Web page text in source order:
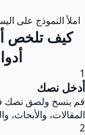
املأ النموذج على
كيف تلخص
1
أدخل نصك
قم بنسخ ولصق نصك
المقالات،
2